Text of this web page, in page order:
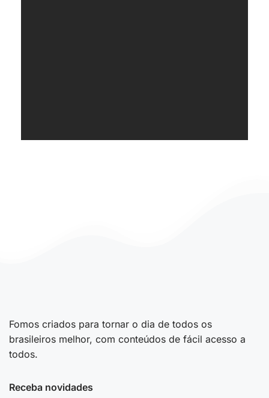
Fomos criados para tornar o dia de todos os
brasileiros melhor, com conteúdos de fácil acesso a
todos.
Receba novidades